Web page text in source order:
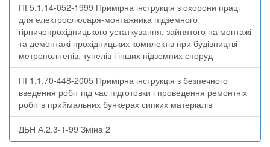
ПІ 5.1.14-052-1999 Примірна інструкція з охорони праці
для електрослюсаря-монтажника підземного
гірничопрохідницького устаткування, зайнятого на монтажі
та демонтажі прохідницьких комплектів при будівництві
метрополітенів, тунелів і інших підземних споруд
ПІ 1.1.70-448-2005 Примірна інструкція з безпечного
введення робіт під час підготовки і проведення ремонтніх
робіт в приймальних бункерах сипких матеріалів
ДБН А.2.3-1-99 Зміна 2